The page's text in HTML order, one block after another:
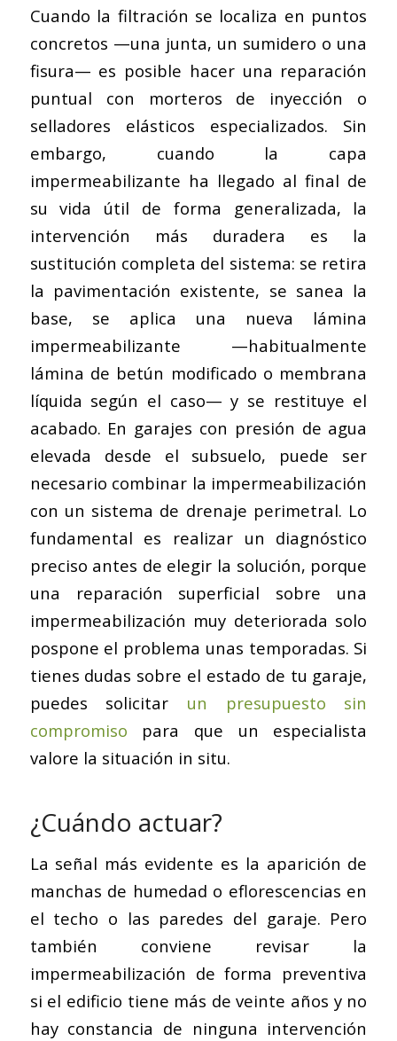
Cuando la filtración se localiza en puntos
concretos —una junta, un sumidero o una
fisura— es posible hacer una reparación
puntual con morteros de inyección o
selladores elásticos especializados. Sin
embargo, cuando la capa
impermeabilizante ha llegado al final de
su vida útil de forma generalizada, la
intervención más duradera es la
sustitución completa del sistema: se retira
la pavimentación existente, se sanea la
base, se aplica una nueva lámina
impermeabilizante —habitualmente
lámina de betún modificado o membrana
líquida según el caso— y se restituye el
acabado. En garajes con presión de agua
elevada desde el subsuelo, puede ser
necesario combinar la impermeabilización
con un sistema de drenaje perimetral. Lo
fundamental es realizar un diagnóstico
preciso antes de elegir la solución, porque
una reparación superficial sobre una
impermeabilización muy deteriorada solo
pospone el problema unas temporadas. Si
tienes dudas sobre el estado de tu garaje,
puedes solicitar un presupuesto sin
compromiso para que un especialista
valore la situación in situ.
¿Cuándo actuar?
La señal más evidente es la aparición de
manchas de humedad o eflorescencias en
el techo o las paredes del garaje. Pero
también conviene revisar la
impermeabilización de forma preventiva
si el edificio tiene más de veinte años y no
hay constancia de ninguna intervención